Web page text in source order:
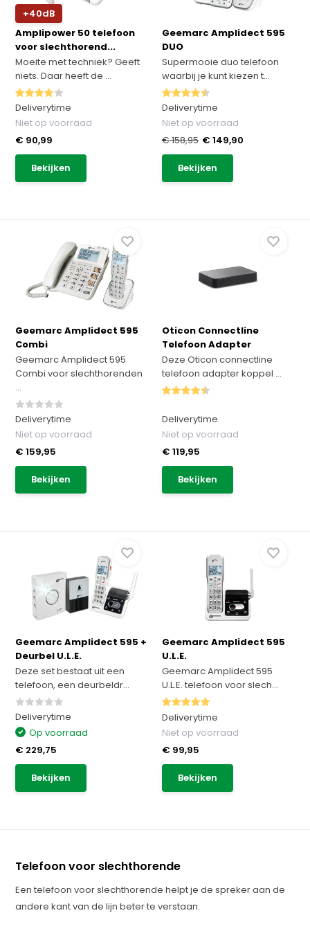
+40dB
Amplipower 50 telefoon
voor slechthorend...
Moeite met techniek? Geeft
niets. Daar heeft de ...
Deliverytime
Niet op voorraad
€ 90,99
Bekijken
Geemarc Amplidect 595
DUO
Supermooie duo telefoon
waarbij je kunt kiezen t...
Deliverytime
Niet op voorraad
€ 158,95 € 149,90
Bekijken
Geemarc Amplidect 595
Combi
Geemarc Amplidect 595
Combi voor slechthorenden
...
Deliverytime
Niet op voorraad
€ 159,95
Bekijken
Oticon Connectline
Telefoon Adapter
Deze Oticon connectline
telefoon adapter koppel ...
Deliverytime
Niet op voorraad
€ 119,95
Bekijken
Geemarc Amplidect 595 +
Deurbel U.L.E.
Deze set bestaat uit een
telefoon, een deurbeldr...
Deliverytime
Op voorraad
€ 229,75
Bekijken
Geemarc Amplidect 595
U.L.E.
Geemarc Amplidect 595
U.L.E. telefoon voor slech...
Deliverytime
Niet op voorraad
€ 99,95
Bekijken
Telefoon voor slechthorende
Een telefoon voor slechthorende helpt je de spreker aan de
andere kant van de lijn beter te verstaan.